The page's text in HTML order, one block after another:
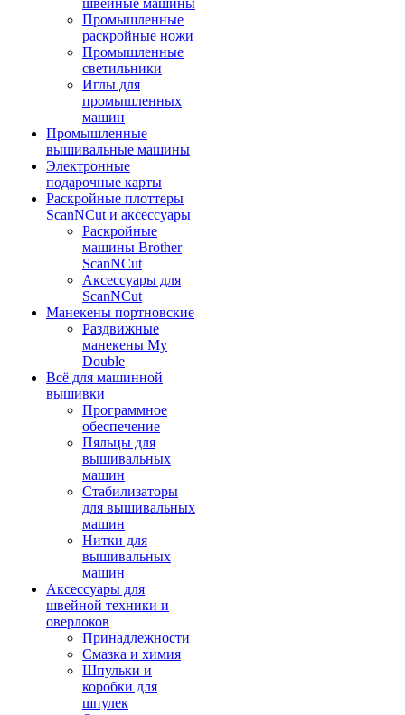
швейные машины
Промышленные
раскройные ножи
Промышленные
светильники
Иглы для
промышленных
машин
Промышленные
вышивальные машины
Электронные
подарочные карты
Раскройные плоттеры
ScanNCut и аксессуары
Раскройные
машины Brother
ScanNCut
Аксессуары для
ScanNCut
Манекены портновские
Раздвижные
манекены My
Double
Всё для машинной
вышивки
Программное
обеспечение
Пяльцы для
вышивальных
машин
Стабилизаторы
для вышивальных
машин
Нитки для
вышивальных
машин
Аксессуары для
швейной техники и
оверлоков
Принадлежности
Смазка и химия
Шпульки и
коробки для
шпулек